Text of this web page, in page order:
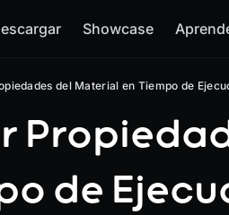
Showcase
del Material en Tiempo de
de